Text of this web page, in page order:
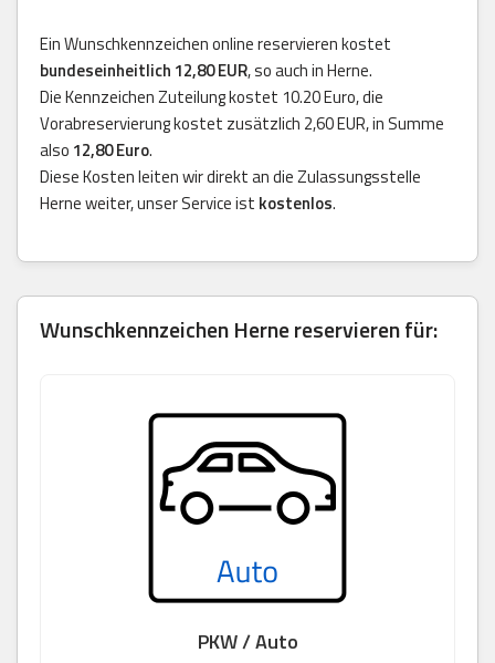
Ein Wunschkennzeichen online reservieren kostet
bundeseinheitlich 12,80 EUR, so auch in Herne.
Die Kennzeichen Zuteilung kostet 10.20 Euro, die
Vorabreservierung kostet zusätzlich 2,60 EUR, in Summe
also 12,80 Euro.
Diese Kosten leiten wir direkt an die Zulassungsstelle
Herne weiter, unser Service ist kostenlos.
Wunschkennzeichen Herne reservieren für:
PKW / Auto